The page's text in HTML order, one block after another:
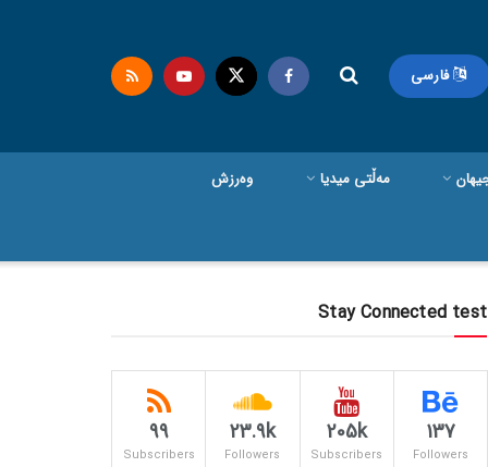
فارسی
مەڵتی میدیا وەرزش
Stay Connected test
137
Followers
205k
Subscribers
23.9k
Followers
99
Subscribers